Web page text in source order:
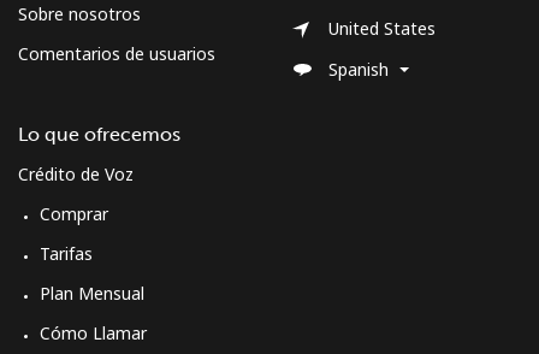
Sobre nosotros
Comentarios de usuarios
Lo que ofrecemos
Crédito de Voz
Comprar
Tarifas
Plan Mensual
Cómo Llamar
United States
Spanish